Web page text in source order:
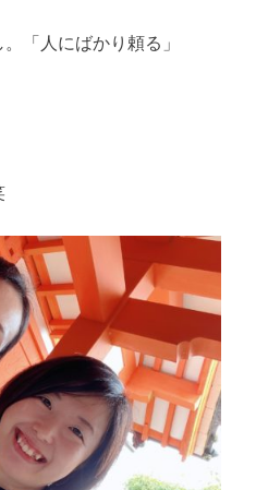
「人にばかり頼る」